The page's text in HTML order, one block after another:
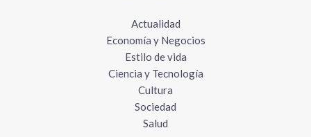
Actualidad
Economía y Negocios
Estilo de vida
Ciencia y Tecnología
Cultura
Sociedad
Salud